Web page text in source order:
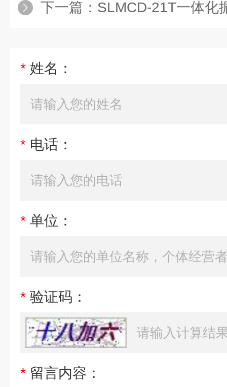
下一篇： SLMCD-21T一体化
* 姓名：
* 电话：
* 单位：
* 验证码：
* 留言内容：